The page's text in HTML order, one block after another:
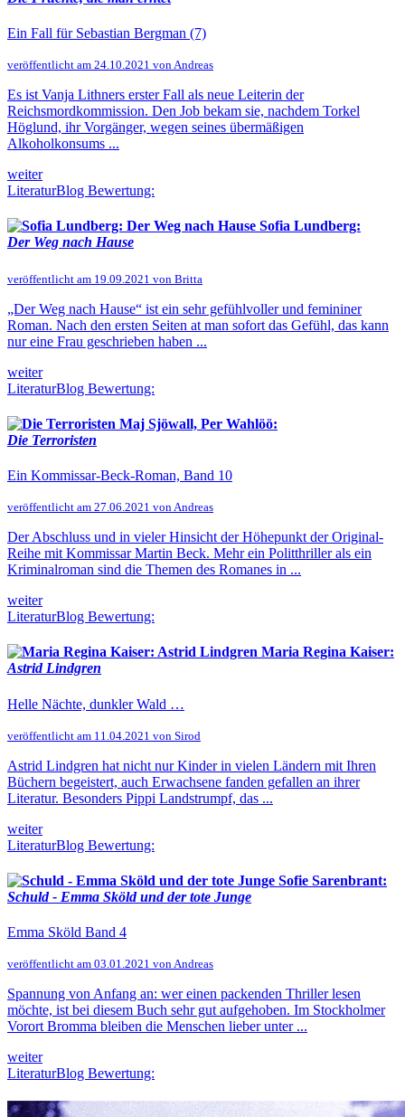
Ein Fall für Sebastian Bergman (7)
veröffentlicht am 24.10.2021 von Andreas
Es ist Vanja Lithners erster Fall als neue Leiterin der
Reichsmordkommission. Den Job bekam sie, nachdem Torkel
Höglund, ihr Vorgänger, wegen seines übermäßigen
Alkoholkonsums ...
weiter
LiteraturBlog Bewertung:
Sofia Lundberg:
Der Weg nach Hause
veröffentlicht am 19.09.2021 von Britta
„Der Weg nach Hause“ ist ein sehr gefühlvoller und femininer
Roman. Nach den ersten Seiten at man sofort das Gefühl, das kann
nur eine Frau geschrieben haben ...
weiter
LiteraturBlog Bewertung:
Maj Sjöwall, Per Wahlöö:
Die Terroristen
Ein Kommissar-Beck-Roman, Band 10
veröffentlicht am 27.06.2021 von Andreas
Der Abschluss und in vieler Hinsicht der Höhepunkt der Original-
Reihe mit Kommissar Martin Beck. Mehr ein Politthriller als ein
Kriminalroman sind die Themen des Romanes in ...
weiter
LiteraturBlog Bewertung:
Maria Regina Kaiser:
Astrid Lindgren
Helle Nächte, dunkler Wald …
veröffentlicht am 11.04.2021 von Sirod
Astrid Lindgren hat nicht nur Kinder in vielen Ländern mit Ihren
Büchern begeistert, auch Erwachsene fanden gefallen an ihrer
Literatur. Besonders Pippi Landstrumpf, das ...
weiter
LiteraturBlog Bewertung:
Sofie Sarenbrant:
Schuld - Emma Sköld und der tote Junge
Emma Sköld Band 4
veröffentlicht am 03.01.2021 von Andreas
Spannung von Anfang an: wer einen packenden Thriller lesen
möchte, ist bei diesem Buch sehr gut aufgehoben. Im Stockholmer
Vorort Bromma bleiben die Menschen lieber unter ...
weiter
LiteraturBlog Bewertung: